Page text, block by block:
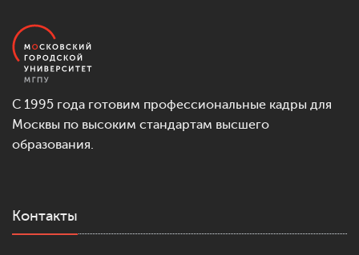
С 1995 года готовим профессиональные кадры для
Москвы по высоким стандартам высшего
образования.
Контакты